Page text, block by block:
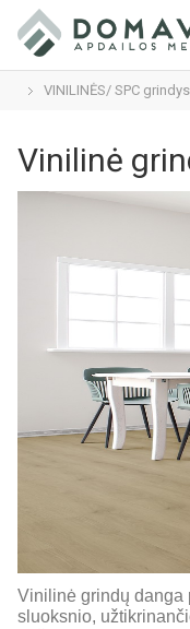
VINILINĖS/ SPC
Vinilinė
Vinilinė grindų danga
sluoksnio,